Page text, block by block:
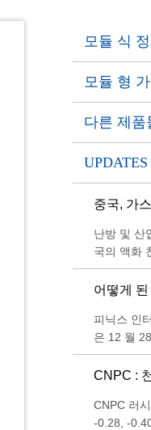
모듈 식 정
모듈 형
다른 제품
UPDATES
중국, 가
난방 및 산
국의 액화
수치를 기
부터
어떻게
피닉스 인
은 12 월
Reuters)
적되는
했다.
CNPC :
CNPC 러
-0.28, -